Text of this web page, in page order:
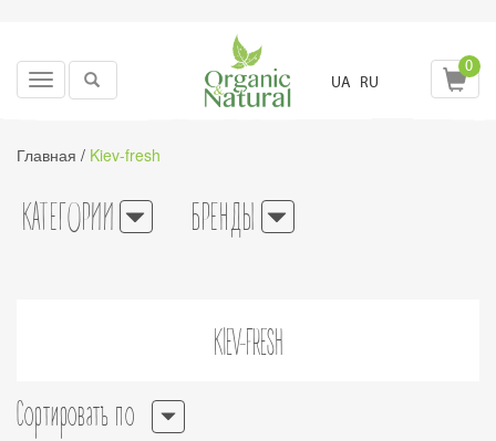
Toggle
UA RU
0
Главная / Kiev-fresh
КАТЕГОРИИ БРЕНДЫ
KIEV-FRESH
Сортировать по